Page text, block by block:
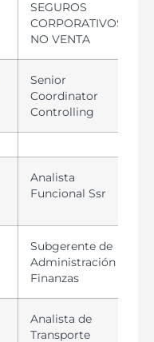
SEGUROS
CORPORATIVOS-
NO VENTA
Senior
Coordinator
Controlling
Analista
Funcional Ssr
Subgerente de
Administración y
Finanzas
Analista de
Transporte